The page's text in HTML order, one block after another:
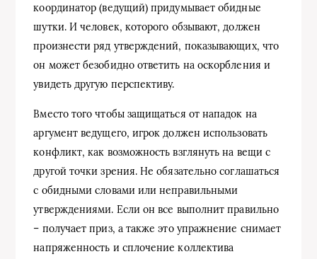
координатор (ведущий) придумывает обидные
шутки. И человек, которого обзывают, должен
произнести ряд утверждений, показывающих, что
он может безобидно ответить на оскорбления и
увидеть другую перспективу.
Вместо того чтобы защищаться от нападок на
аргумент ведущего, игрок должен использовать
конфликт, как возможность взглянуть на вещи с
другой точки зрения. Не обязательно соглашаться
с обидными словами или неправильными
утверждениями. Если он все выполнит правильно
– получает приз, а также это упражнение снимает
напряженность и сплочение коллектива